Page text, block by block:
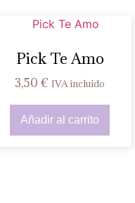
Pick Te Amo
3,50 € IVA incluido
Añadir al carrito